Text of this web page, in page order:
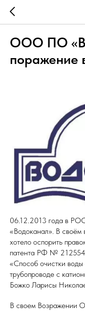
ООО ПО
06.12.2013 года в
«Водоканал». В
хотело оспорить
патента РФ №
«Способ очистки
трубопроводе с
Божко Ларисы
В своем Возражении